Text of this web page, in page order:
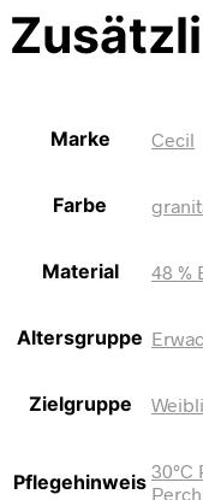
Marke Cecil
Farbe
Material 48 %
Altersgruppe
Zielgruppe
Pflegehinweis 30°C